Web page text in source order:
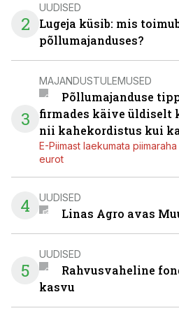
2
UUDISED
Lugeja küsib: mis
põllumajanduses?
3
MAJANDUSTULEMUSED
Põllumajanduse
firmades käive üldiselt
nii kahekordistus kui
E-Piimast laekumata
eurot
4 UUDISED
Linas Agro avas
5
UUDISED
Rahvusvaheline
kasvu